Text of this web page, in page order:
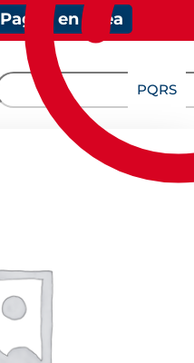
Pagos en línea
PQRS